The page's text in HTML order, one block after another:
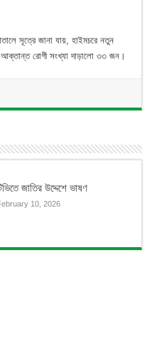
সূত্রে জানা যায়, হাইমচরে নতুন
আক্তান্ত রোগী সংখ্যা দাড়ালো ৩৩ জন।
জাতির উদ্দেশে ভাষণ
10, 2026